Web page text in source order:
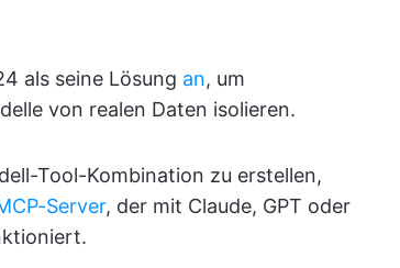
als seine Lösung an, um
von realen Daten isolieren.
Tool-Kombination zu erstellen,
Server, der mit Claude, GPT oder